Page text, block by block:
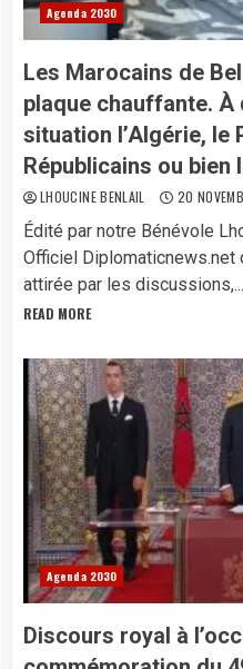
Agenda 2030
Les Marocains de
plaque chauffante.
situation l’Algérie, le
Républicains ou bien
LHOUCINE BENLAIL 20
Édité par notre Bénévole
Officiel
attirée par les discussions,...
READ MORE
Agenda 2030
Discours royal à